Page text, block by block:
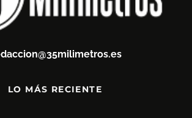
LO MÁS RECIENTE